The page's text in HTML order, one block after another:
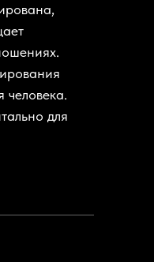
человека.
для